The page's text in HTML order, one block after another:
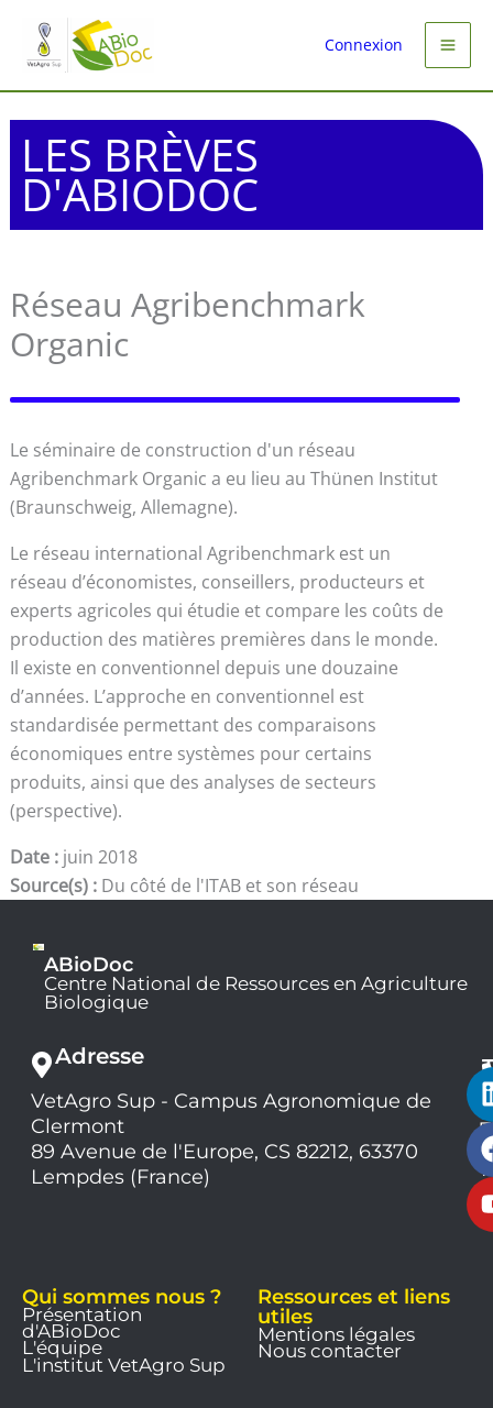
contenu
Connexion
LES BRÈVES
D'ABIODOC
Réseau Agribenchmark
Organic
Le séminaire de construction d'un réseau
Agribenchmark Organic a eu lieu au Thünen Institut
(Braunschweig, Allemagne).
Le réseau international Agribenchmark est un
réseau d’économistes, conseillers, producteurs et
experts agricoles qui étudie et compare les coûts de
production des matières premières dans le monde.
Il existe en conventionnel depuis une douzaine
d’années. L’approche en conventionnel est
standardisée permettant des comparaisons
économiques entre systèmes pour certains
produits, ainsi que des analyses de secteurs
(perspective).
Date : juin 2018
Source(s) : Du côté de l'ITAB et son réseau
ABioDoc
Centre National de Ressources en Agriculture
Biologique
Adresse
VetAgro Sup - Campus Agronomique de
Clermont
89 Avenue de l'Europe, CS 82212, 63370
Lempdes (France)
Qui sommes nous ?
Présentation
d'ABioDoc
L'équipe
L'institut VetAgro Sup
Ressources et liens
utiles
Mentions légales
Nous contacter